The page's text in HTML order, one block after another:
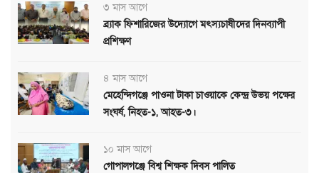
৩ মাস আগে
ব্র্যাক ফিশারিজের উদ্যোগে মৎস্যচাষীদের দিনব্যাপী
প্রশিক্ষণ
৪ মাস আগে
মেহেন্দিগঞ্জে পাওনা টাকা চাওয়াকে কেন্দ্র উভয় পক্ষের
সংঘর্ষ, নিহত-১, আহত-৩।
১০ মাস আগে
গোপালগঞ্জে বিশ্ব শিক্ষক দিবস পালিত